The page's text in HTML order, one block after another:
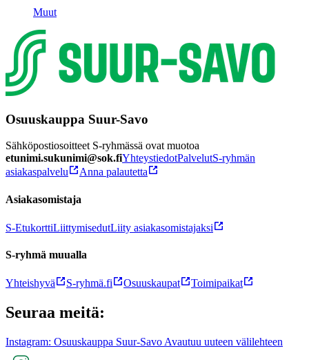
Muut
Osuuskauppa Suur-Savo
Sähköpostiosoitteet S-ryhmässä ovat muotoa
etunimi.sukunimi@sok.fiYhteystiedotPalvelutS-ryhmän
asiakaspalvelu
Anna palautetta
Asiakasomistaja
S-EtukorttiLiittymisedutLiity asiakasomistajaksi
S-ryhmä muualla
Yhteishyvä S-ryhmä.fi Osuuskaupat Toimipaikat
Seuraa meitä:
Instagram: Osuuskauppa Suur-Savo Avautuu uuteen välilehteen